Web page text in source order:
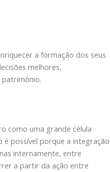
a formação dos seus
melhores,
patrimônio.
como uma grande célula
é possível porque a integração
internamente, entre
a partir da ação entre